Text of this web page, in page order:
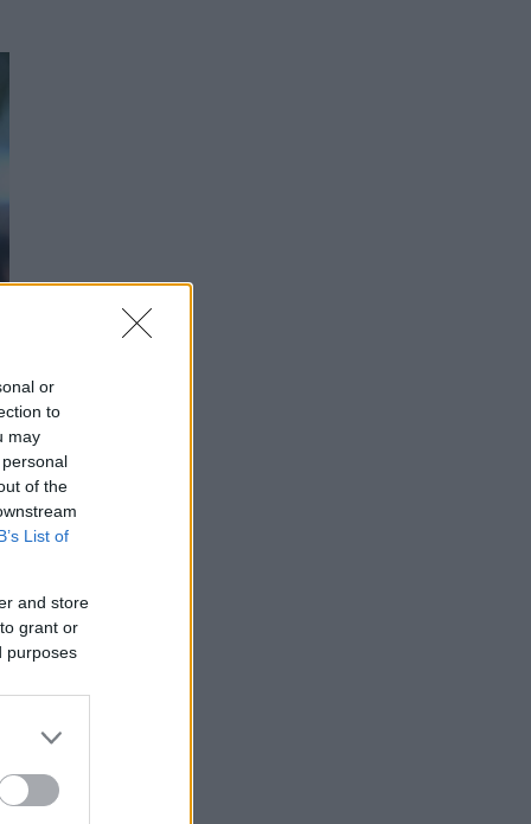
or
to
may
of the
List of
and store
grant or
purposes